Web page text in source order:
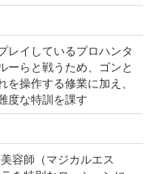
レイしているプロハンタ
ーらと戦うため、ゴンと
操作する修業に加え、
度な特訓を課す
容師（マジカルエス